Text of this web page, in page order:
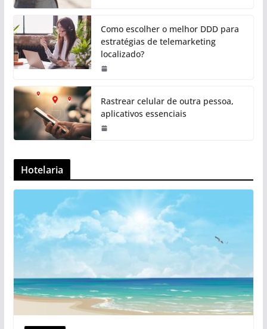
Como escolher o melhor DDD para
estratégias de telemarketing
localizado?
Rastrear celular de outra pessoa,
aplicativos essenciais
Hotelaria